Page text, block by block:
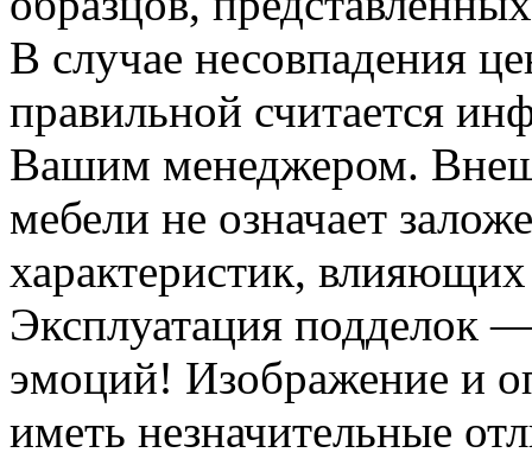
В случае несовпадения
правильной считается
Вашим менеджером.
мебели не означает
характеристик, влияющих
Эксплуатация подделок
эмоций! Изображение и
иметь незначительные